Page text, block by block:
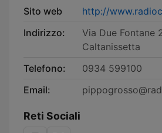
Sito web
http://
Indirizzo:
Via Due Fontane
Caltanissetta
Telefono:
0934 599100
Email:
Reti Sociali